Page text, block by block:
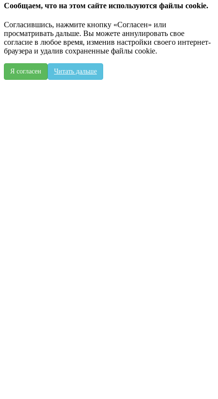
Сообщаем, что на этом сайте используются файлы cookie.
Согласившись, нажмите кнопку «Согласен» или
просматривать дальше. Вы можете аннулировать свое
согласие в любое время, изменив настройки своего интернет-
браузера и удалив сохраненные файлы cookie.
Я согласен Читать дальше